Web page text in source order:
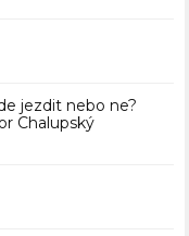
jezdit nebo ne?
Chalupský